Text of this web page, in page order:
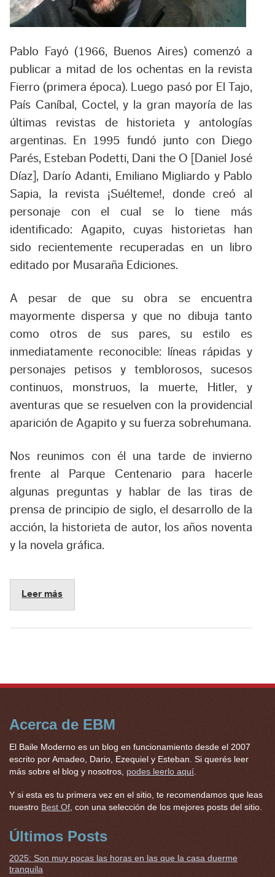
Pablo Fayó (1966, Buenos Aires) comenzó a
publicar a mitad de los ochentas en la revista
Fierro (primera época). Luego pasó por El Tajo,
País Caníbal, Coctel, y la gran mayoría de las
últimas revistas de historieta y antologías
argentinas. En 1995 fundó junto con Diego
Parés, Esteban Podetti, Dani the O [Daniel José
Díaz], Darío Adanti, Emiliano Migliardo y Pablo
Sapia, la revista ¡Suélteme!, donde creó al
personaje con el cual se lo tiene más
identificado: Agapito, cuyas historietas han
sido recientemente recuperadas en un libro
editado por Musaraña Ediciones.
A pesar de que su obra se encuentra
mayormente dispersa y que no dibuja tanto
como otros de sus pares, su estilo es
inmediatamente reconocible: líneas rápidas y
personajes petisos y temblorosos, sucesos
continuos, monstruos, la muerte, Hitler, y
aventuras que se resuelven con la providencial
aparición de Agapito y su fuerza sobrehumana.
Nos reunimos con él una tarde de invierno
frente al Parque Centenario para hacerle
algunas preguntas y hablar de las tiras de
prensa de principio de siglo, el desarrollo de la
acción, la historieta de autor, los años noventa
y la novela gráfica.
Leer más
Acerca de EBM
El Baile Moderno es un blog en funcionamiento desde el 2007
escrito por Amadeo, Dario, Ezequiel y Esteban. Si querés leer
más sobre el blog y nosotros, podes leerlo aquí
Y si esta es tu primera vez en el sitio, te recomendamos que leas
nuestro Best Of , con una selección de los mejores posts del sitio.
Últimos Posts
2025: Son muy pocas las horas en las que la casa duerme
tranquila